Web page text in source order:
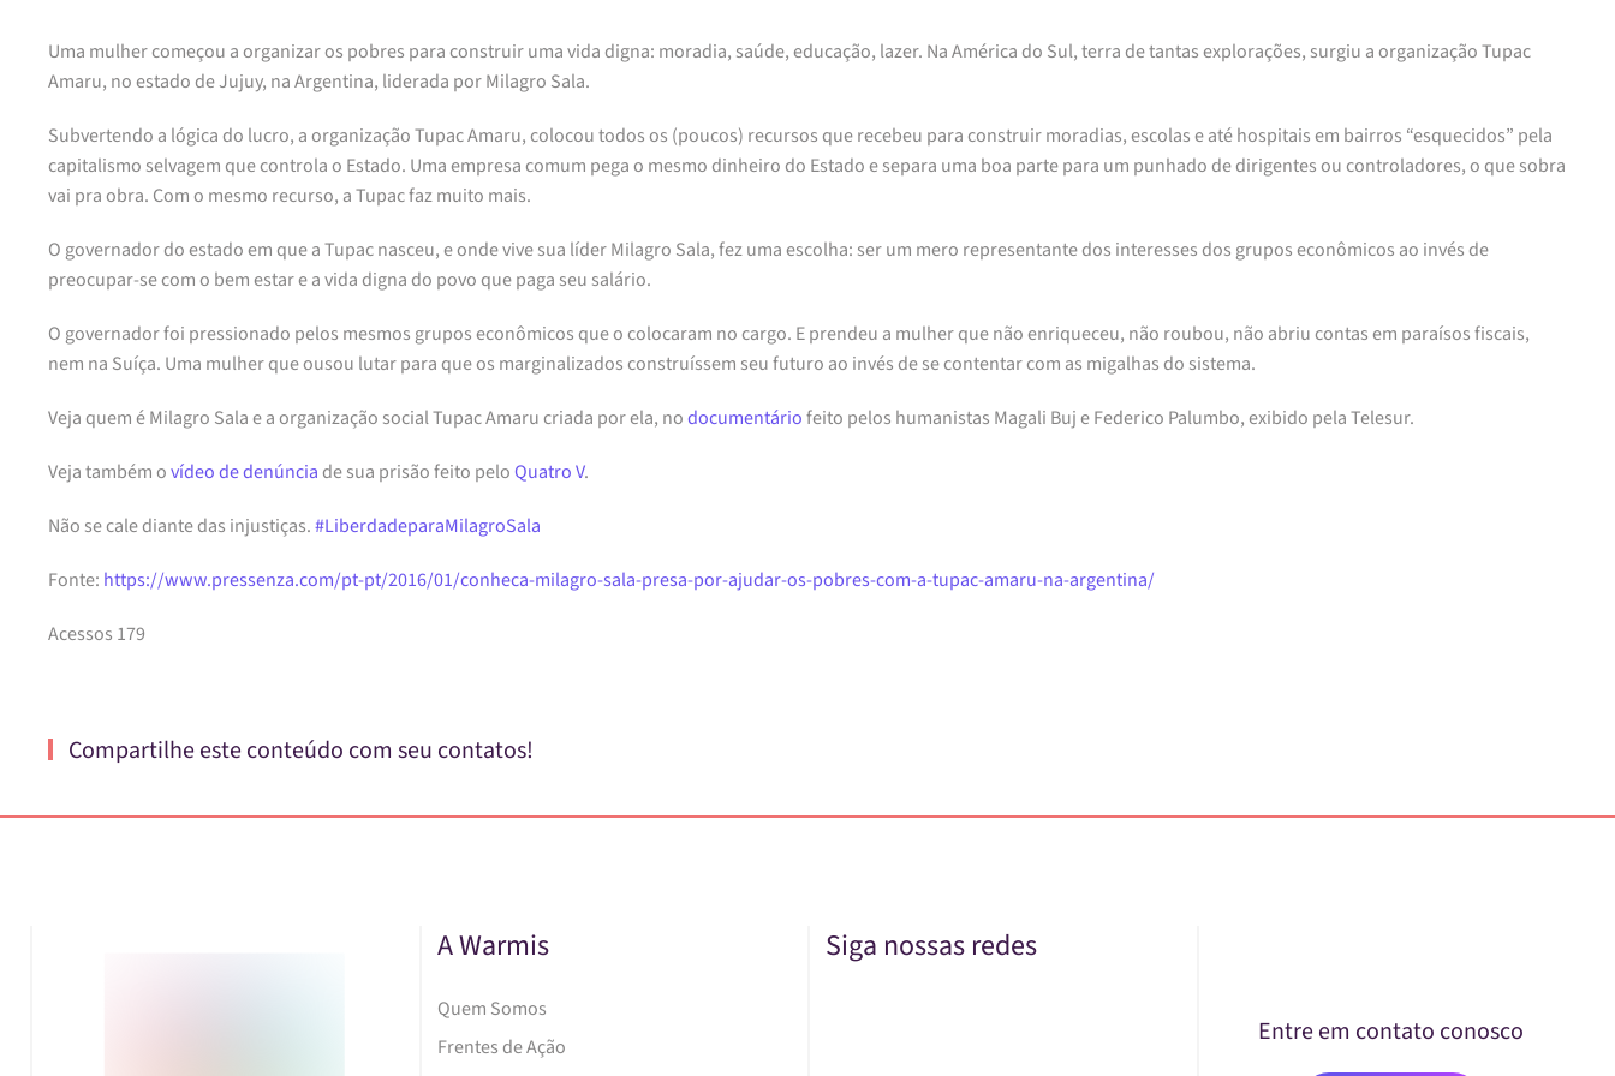
Uma mulher começou a organizar os pobres para construir uma vida digna: moradia, saúde, educação, lazer. Na América do Sul, terra de tantas explorações, surgiu a organização Tupac
Amaru, no estado de Jujuy, na Argentina, liderada por Milagro Sala.
Subvertendo a lógica do lucro, a organização Tupac Amaru, colocou todos os (poucos) recursos que recebeu para construir moradias, escolas e até hospitais em bairros “esquecidos” pela
capitalismo selvagem que controla o Estado. Uma empresa comum pega o mesmo dinheiro do Estado e separa uma boa parte para um punhado de dirigentes ou controladores, o que sobra
vai pra obra. Com o mesmo recurso, a Tupac faz muito mais.
O governador do estado em que a Tupac nasceu, e onde vive sua líder Milagro Sala, fez uma escolha: ser um mero representante dos interesses dos grupos econômicos ao invés de
preocupar-se com o bem estar e a vida digna do povo que paga seu salário.
O governador foi pressionado pelos mesmos grupos econômicos que o colocaram no cargo. E prendeu a mulher que não enriqueceu, não roubou, não abriu contas em paraísos fiscais,
nem na Suíça. Uma mulher que ousou lutar para que os marginalizados construíssem seu futuro ao invés de se contentar com as migalhas do sistema.
Veja quem é Milagro Sala e a organização social Tupac Amaru criada por ela, nodocumentáriofeito pelos humanistas Magali Buj e Federico Palumbo, exibido pela Telesur.
Veja também ovídeo de denúnciade sua prisão feito peloQuatro V.
Não se cale diante das injustiças.‪#‎LiberdadeparaMilagroSala‬
Fonte: https://www.pressenza.com/pt-pt/2016/01/conheca-milagro-sala-presa-por-ajudar-os-pobres-com-a-tupac-amaru-na-argentina/
Acessos 179
Compartilhe este conteúdo com seu contatos!
A Warmis
Quem Somos
Frentes de Ação
Siga nossas redes
Entre em contato conosco